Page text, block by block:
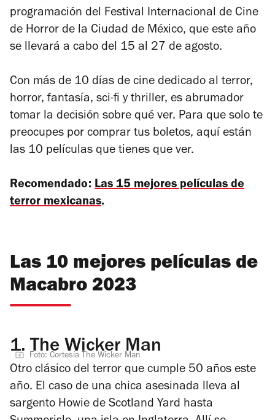
programación del Festival Internacional de Cine
de Horror de la Ciudad de México, que este año
se llevará a cabo del 15 al 27 de agosto.
Con más de 10 días de cine dedicado al terror,
horror, fantasía, sci-fi y thriller, es abrumador
tomar la decisión sobre qué ver. Para que solo te
preocupes por comprar tus boletos, aquí están
las 10 películas que tienes que ver.
Recomendado: Las 15 mejores películas de
terror mexicanas.
Las 10 mejores películas de
Macabro 2023
1. The Wicker Man
Foto: Cortesía The Wicker Man
Otro clásico del terror que cumple 50 años este
año. El caso de una chica asesinada lleva al
sargento Howie de Scotland Yard hasta